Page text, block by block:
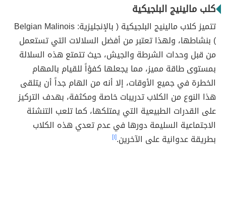
كلب مالينيج البلجيكية
تتميز كلاب مالينيج البلجيكية ( بالإنجليزية: Belgian Malinois
) بنشاطها، ولهذا تعتبر من أفضل السلالات التي تستعمل
من قبل وحدات الشرطة والجيش، حيث تتمتع هذه السلالة
بمستوى طاقة مميز، مما يجعلها كفؤاً للقيام بالمهام
الخطرة في جميع الأوقات، إلا أنه من الهام جداً أن يتلقى
هذا النوع من الكلاب تدريبات خاصة ومكثفة، بهدف التركيز
على القدرات الطبيعية التي يمتلكها، كما تلعب التنشئة
الاجتماعية السليمة دورها في عدم تعدي هذه الكلاب
بطريقة عدوانية على الآخرين.[١]